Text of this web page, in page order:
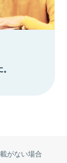
がない場合